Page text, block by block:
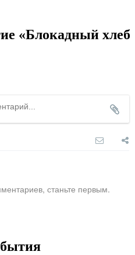
«Блокадный хлеб
станьте первым.